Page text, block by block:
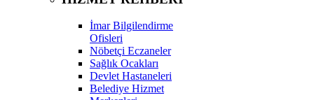
İmar Bilgilendirme
Ofisleri
Nöbetçi Eczaneler
Sağlık Ocakları
Devlet Hastaneleri
Belediye Hizmet